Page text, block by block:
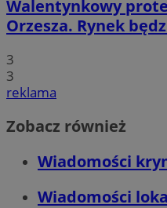
Walentynkowy
Orzesza. Rynek
3
3
reklama
Zobacz również
Wiadomości
Wiadomości